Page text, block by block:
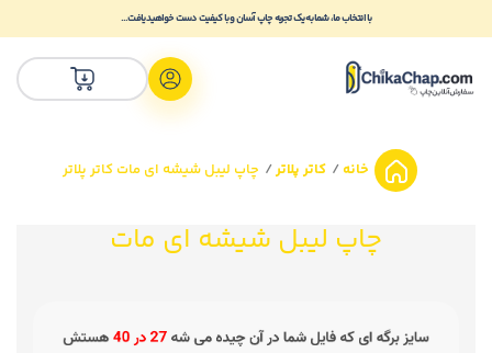
با انتخاب ما، شما به یک تجربه چاپ آسان و با کیفیت دست خواهید یافت...
خانه کاتر پلاتر چاپ لیبل شیشه ای مات کاتر پلاتر
چاپ لیبل شیشه ای مات